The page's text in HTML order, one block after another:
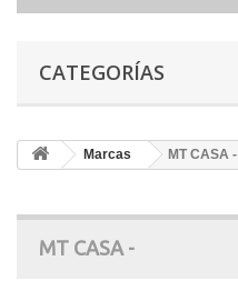
CATEGORÍAS
Marcas MT CASA -
MT CASA -